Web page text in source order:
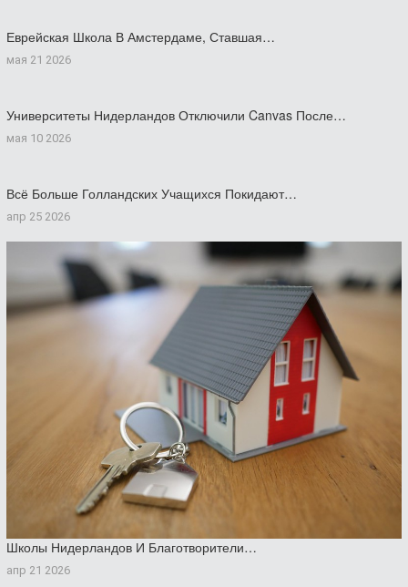
Еврейская Школа В Амстердаме, Ставшая…
мая 21 2026
Университеты Нидерландов Отключили Canvas После…
мая 10 2026
Всё Больше Голландских Учащихся Покидают…
апр 25 2026
Школы Нидерландов И Благотворители…
апр 21 2026